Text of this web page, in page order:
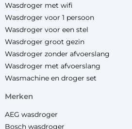
Wasdroger met wifi
Wasdroger voor 1 persoon
Wasdroger voor een stel
Wasdroger groot gezin
Wasdroger zonder afvoerslang
Wasdroger met afvoerslang
Wasmachine en droger set
merken
AEG wasdroger
Bosch wasdroger